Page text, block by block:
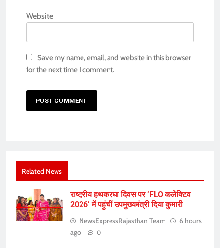
Website
Save my name, email, and website in this browser
for the next time I comment.
Related News
राष्ट्रीय हथकरघा दिवस पर ‘FLO कलेक्टिव
2026’ में पहुंचीं उपमुख्यमंत्री दिया कुमारी
NewsExpressRajasthan Team
6 hours
ago
0